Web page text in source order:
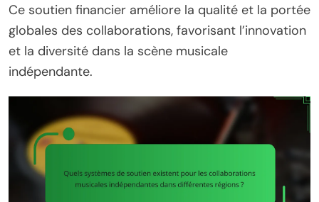
Ce soutien financier améliore la qualité et la portée
globales des collaborations, favorisant l’innovation
et la diversité dans la scène musicale
indépendante.